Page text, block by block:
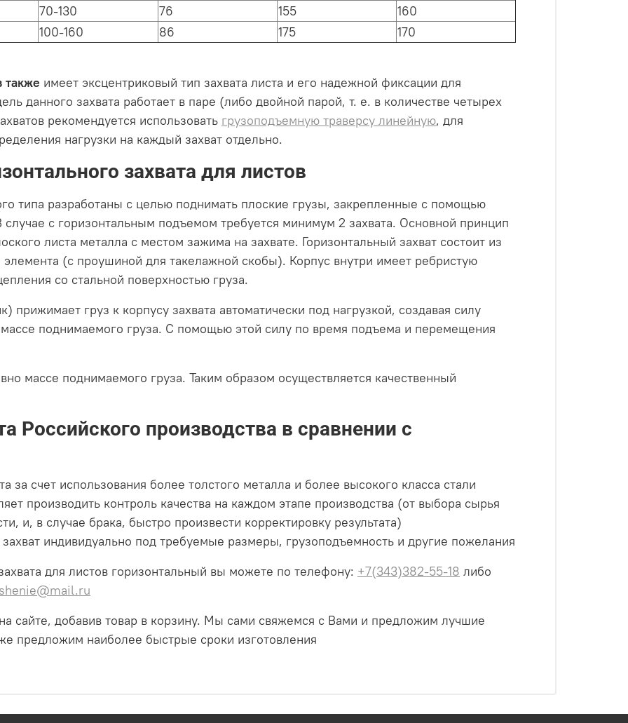
70-130
76 155
160
100-160
86 175 170
также имеет эксцентриковый тип захвата листа и его надежной фиксации для
данного захвата работает в паре (либо двойной парой, т. е. в количестве четырех
рекомендуется использовать грузоподъемную траверсу линейную, для
нагрузки на каждый захват отдельно.
захвата для листов
типа разработаны с целью поднимать плоские грузы, закрепленные с помощью
случае с горизонтальным подъемом требуется минимум 2 захвата. Основной принцип
листа металла с местом зажима на захвате. Горизонтальный захват состоит из
(с проушиной для такелажной скобы). Корпус внутри имеет ребристую
со стальной поверхностью груза.
груз к корпусу захвата автоматически под нагрузкой, создавая силу
поднимаемого груза. С помощью этой силу по время подъема и перемещения
массе поднимаемого груза. Таким образом осуществляется качественный
Российского производства в сравнении с
за счет использования более толстого металла и более высокого класса стали
производить контроль качества на каждом этапе производства (от выбора сырья
и, в случае брака, быстро произвести корректировку результата)
индивидуально под требуемые размеры, грузоподъемность и другие пожелания
для листов горизонтальный вы можете по телефону: +7(343)382-55-18 либо
сайте, добавив товар в корзину. Мы сами свяжемся с Вами и предложим лучшие
предложим наиболее быстрые сроки изготовления